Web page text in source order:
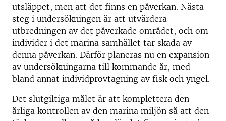
utsläppet, men att det finns en påverkan. Nästa
steg i undersökningen är att utvärdera
utbredningen av det påverkade området, och om
individer i det marina samhället tar skada av
denna påverkan. Därför planeras nu en expansion
av undersökningarna till kommande år, med
bland annat individprovtagning av fisk och yngel.
Det slutgiltiga målet är att komplettera den
årliga kontrollen av den marina miljön så att den